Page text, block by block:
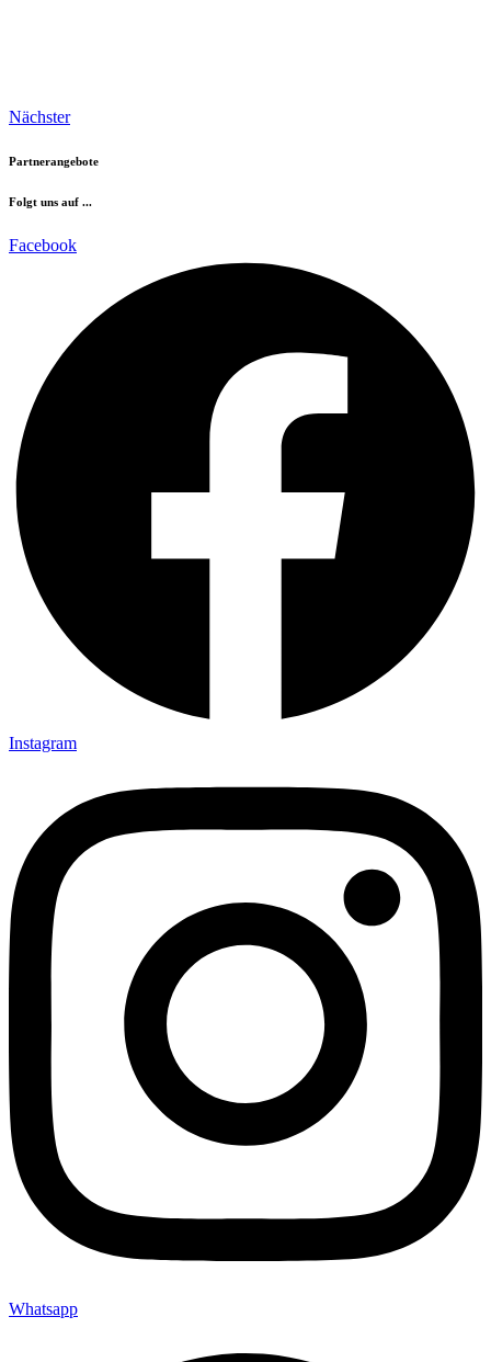
Nächster
Partnerangebote
Folgt uns auf ...
Facebook
Instagram
Whatsapp